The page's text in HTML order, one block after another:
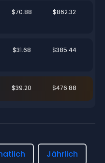
$70.88 $862.32
$31.68 $385.44
$39.20 $476.88
Jährlich